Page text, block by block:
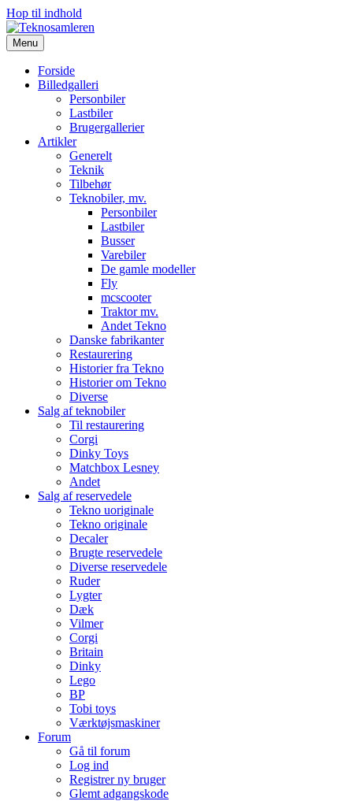
Hop til indhold
Menu
Forside
Billedgalleri
Personbiler
Lastbiler
Brugergallerier
Artikler
Generelt
Teknik
Tilbehør
Teknobiler, mv.
Personbiler
Lastbiler
Busser
Varebiler
De gamle modeller
Fly
mcscooter
Traktor mv.
Andet Tekno
Danske fabrikanter
Restaurering
Historier fra Tekno
Historier om Tekno
Diverse
Salg af teknobiler
Til restaurering
Corgi
Dinky Toys
Matchbox Lesney
Andet
Salg af reservedele
Tekno uoriginale
Tekno originale
Decaler
Brugte reservedele
Diverse reservedele
Ruder
Lygter
Dæk
Vilmer
Corgi
Britain
Dinky
Lego
BP
Tobi toys
Værktøjsmaskiner
Forum
Gå til forum
Log ind
Registrer ny bruger
Glemt adgangskode